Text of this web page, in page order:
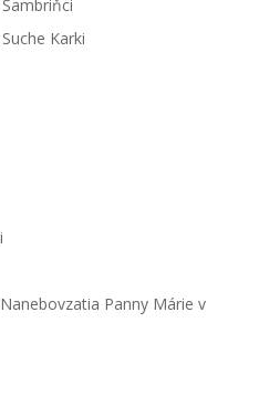
Karki
Panny Márie v